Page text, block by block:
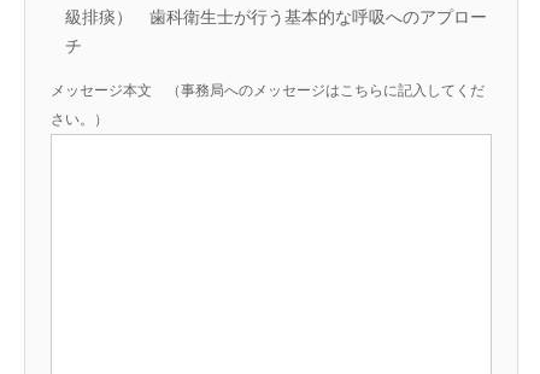
級排痰） 歯科衛生士が行う基本的な呼吸へのアプロー
チ
メッセージ本文 （事務局へのメッセージはこちらに記入してくだ
さい。）